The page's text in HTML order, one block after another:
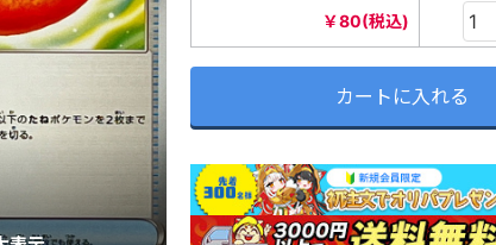
￥80(税込)
カートに入れる